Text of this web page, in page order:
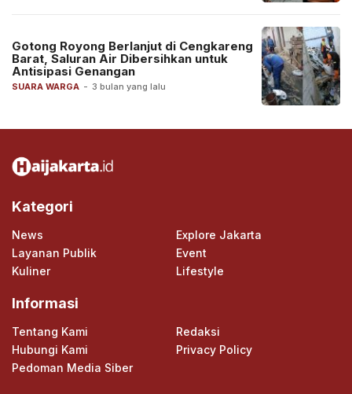
SUARA WARGA - 3 bulan yang lalu
Gotong Royong Berlanjut di Cengkareng
Barat, Saluran Air Dibersihkan untuk
Antisipasi Genangan
Kategori
News
Explore Jakarta
Layanan Publik
Event
Kuliner
Lifestyle
Informasi
Tentang Kami
Redaksi
Hubungi Kami
Privacy Policy
Pedoman Media Siber